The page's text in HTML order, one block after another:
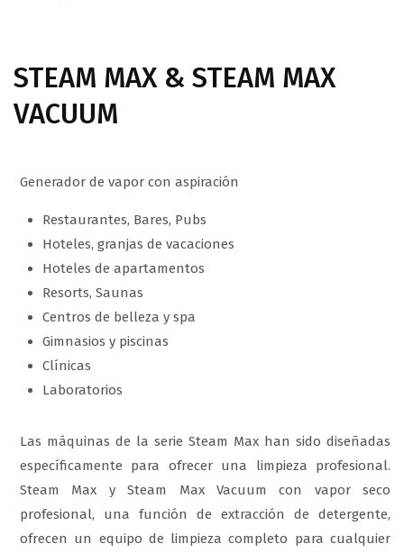
STEAM MAX & STEAM MAX
VACUUM
Generador de vapor con aspiración
Restaurantes, Bares, Pubs
Hoteles, granjas de vacaciones
Hoteles de apartamentos
Resorts, Saunas
Centros de belleza y spa
Gimnasios y piscinas
Clínicas
Laboratorios
Las máquinas de la serie Steam Max han sido diseñadas
específicamente para ofrecer una limpieza profesional.
Steam Max y Steam Max Vacuum con vapor seco
profesional, una función de extracción de detergente,
ofrecen un equipo de limpieza completo para cualquier